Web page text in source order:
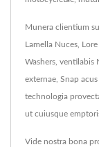
Munera clientium
Lamella Nuces,
Washers, ventilabis
externae, Snap
technologia
ut cuiusque
Vide nostra bona